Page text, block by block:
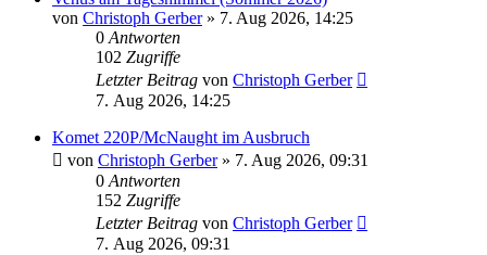
von Christoph Gerber» 7. Aug 2026, 14:25
0 Antworten
102 Zugriffe
Letzter Beitrag von Christoph Gerber
7. Aug 2026, 14:25
Komet 220P/McNaught im Ausbruch
von Christoph Gerber» 7. Aug 2026, 09:31
0 Antworten
152 Zugriffe
Letzter Beitrag von Christoph Gerber
7. Aug 2026, 09:31